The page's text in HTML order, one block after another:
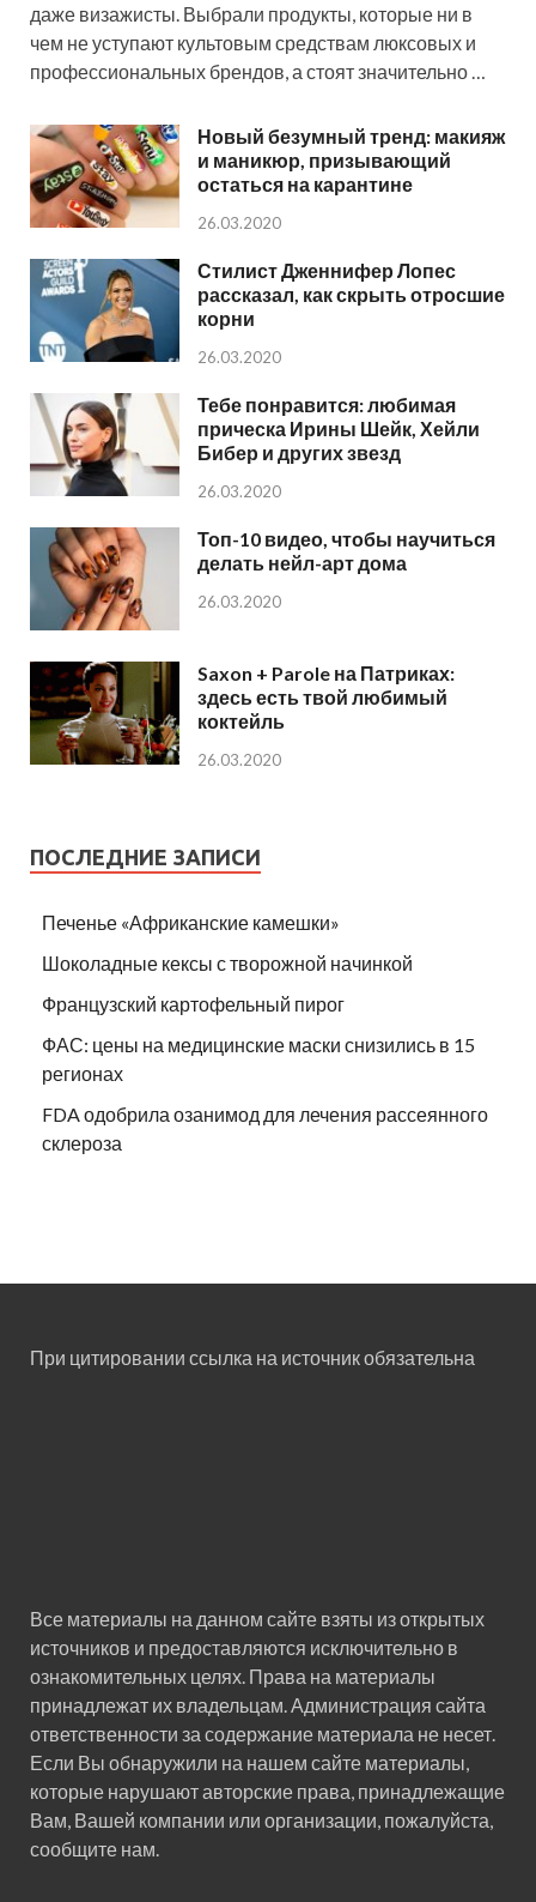
даже визажисты. Выбрали продукты, которые ни в
чем не уступают культовым средствам люксовых и
профессиональных брендов, а стоят значительно …
Новый безумный тренд: макияж
и маникюр, призывающий
остаться на карантине
26.03.2020
Стилист Дженнифер Лопес
рассказал, как скрыть отросшие
корни
26.03.2020
Тебе понравится: любимая
прическа Ирины Шейк, Хейли
Бибер и других звезд
26.03.2020
Топ-10 видео, чтобы научиться
делать нейл-арт дома
26.03.2020
Saxon + Parole на Патриках:
здесь есть твой любимый
коктейль
26.03.2020
ПОСЛЕДНИЕ ЗАПИСИ
Печенье «Африканские камешки»
Шоколадные кексы с творожной начинкой
Французский картофельный пирог
ФАС: цены на медицинские маски снизились в 15
регионах
FDA одобрила озанимод для лечения рассеянного
склероза
При цитировании ссылка на источник обязательна
Все материалы на данном сайте взяты из открытых
источников и предоставляются исключительно в
ознакомительных целях. Права на материалы
принадлежат их владельцам. Администрация сайта
ответственности за содержание материала не несет.
Если Вы обнаружили на нашем сайте материалы,
которые нарушают авторские права, принадлежащие
Вам, Вашей компании или организации, пожалуйста,
сообщите нам.